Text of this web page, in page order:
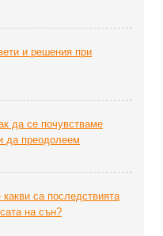
и решения при
да се почувстваме
да преодолеем
са последствията
на сън?